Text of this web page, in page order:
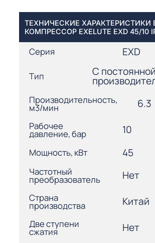
ТЕХНИЧЕСКИЕ ХАРАКТЕРИСТИКИ
КОМПРЕССОР EXELUTE EXD 45/10
Серия EXD
Тип С постоянной
Производительность,
м3/мин 6.3
Рабочее
давление, бар 10
Мощность, кВт 45
Частотный
преобразователь Нет
Страна
производства Китай
Две ступени
сжатия Нет